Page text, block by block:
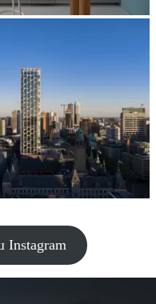
Instagram